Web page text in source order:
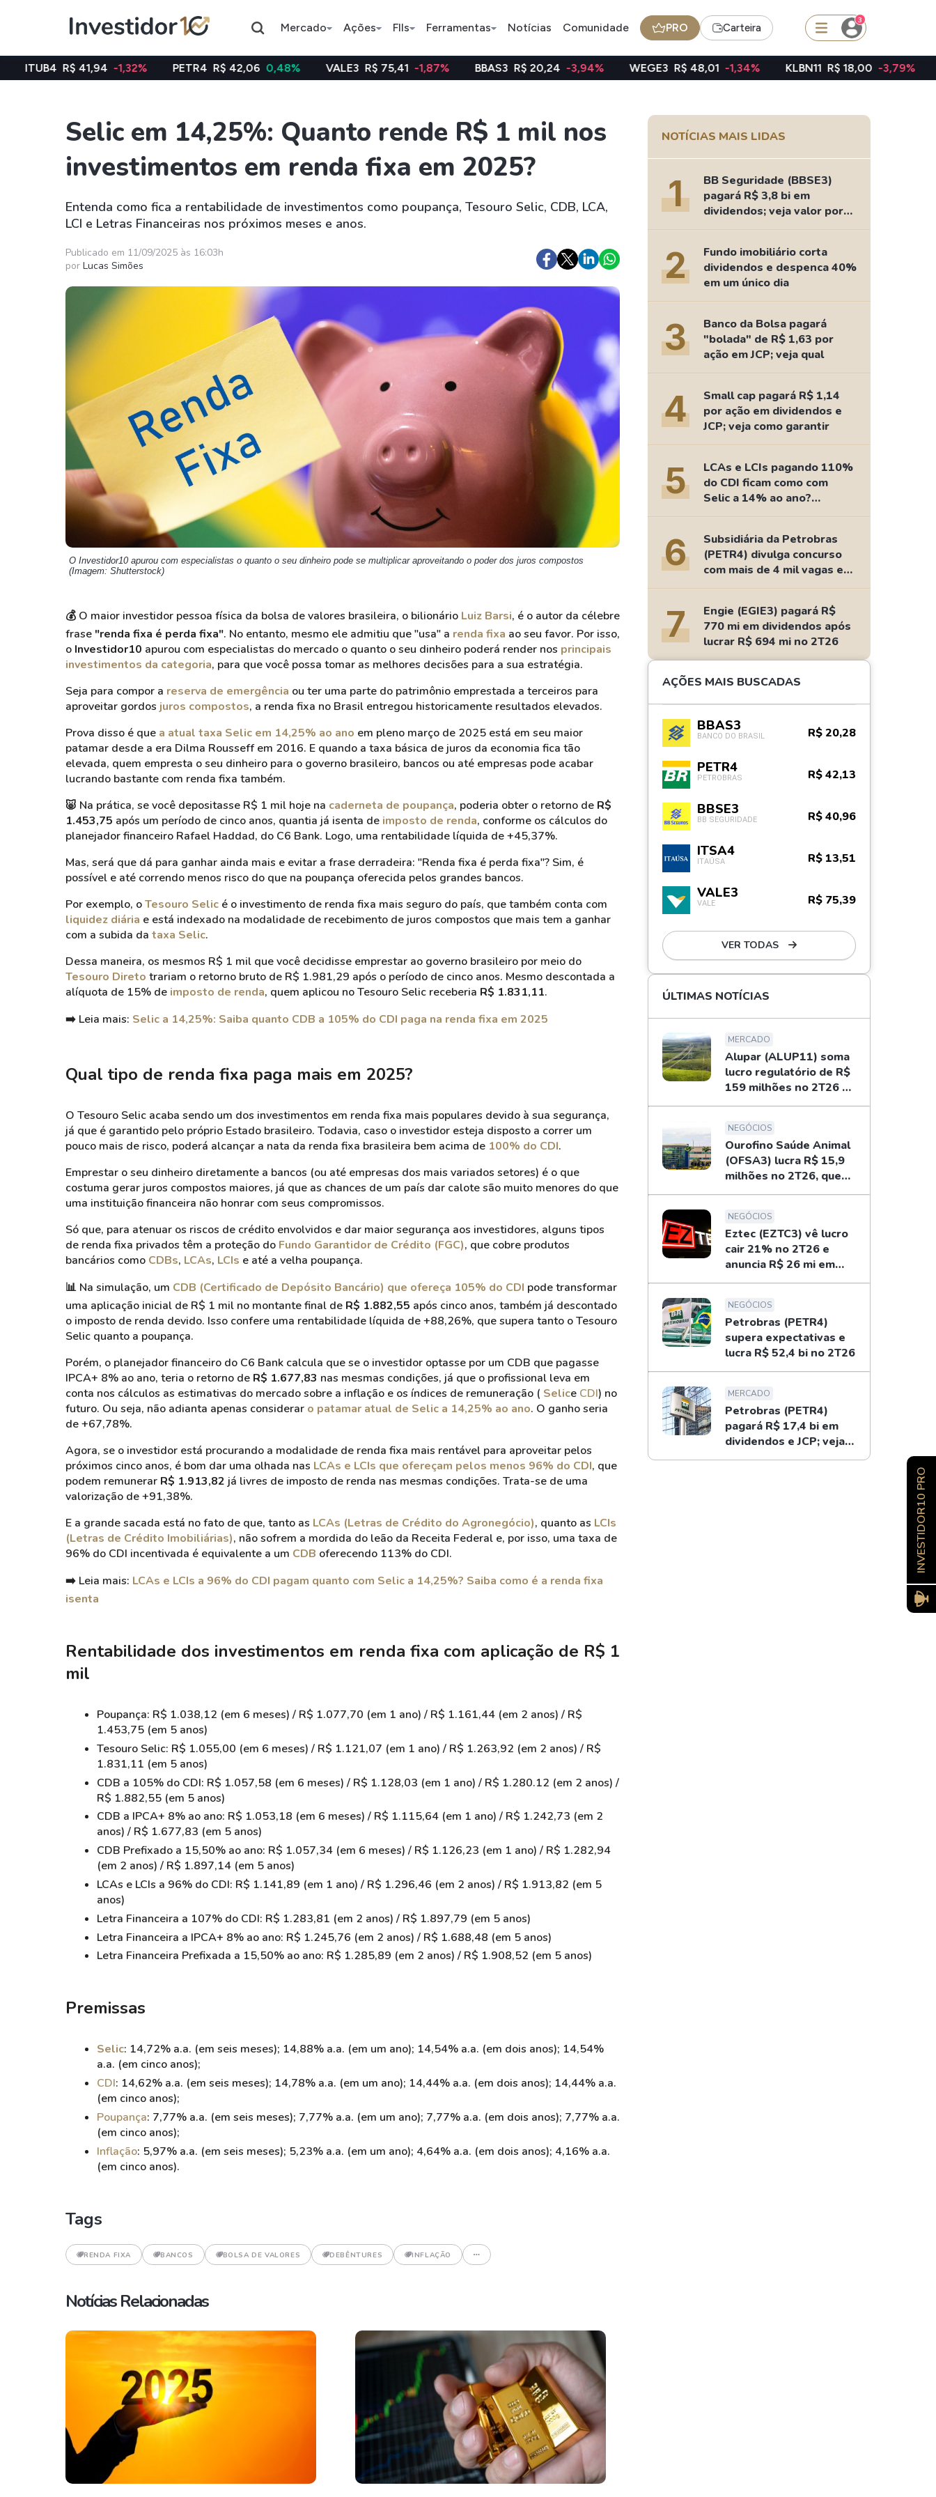
Mercado Ações FIIs Ferramentas Notícias Comunidade PRO Carteira
3
Assuntos do momento
Índice
Ibovespa
Índice
Selic
Índice
Bradesco
Ação
Petrobras TRXF11
Ações
Taesa
Itausa
Ambev
Weg
Klabin
FIIs
XPML11
KNRI11
KNCR11
Ver todos
ETFs
GOLD11
XINA11
Ver todos
Meta
Coca-Cola
Ver todos
Criptomoedas
Bitcoin
Ethereum
Binance Coin - BNB
Solana
Cardano
Ver todos
Ideias
Agenda de Dividendos
Radar do Dividendo Inteligente
As Ações Mais Buscadas
Guia do Iniciante
-1,32% PETR4 R$ 42,06 0,48% VALE3 R$ 75,41 -1,87% BBAS3 R$ 20,24 -3,94% WEGE3 R$ 48,01 -1,34% KLBN11 R$ 18,00 -3,79% TAEE11 R$
Selic em 14,25%: Quanto rende R$ 1 mil nos
investimentos em renda fixa em 2025?
Entenda como fica a rentabilidade de investimentos como poupança, Tesouro Selic, CDB, LCA,
LCI e Letras Financeiras nos próximos meses e anos.
Publicado em 11/09/2025 às 16:03h
por Lucas Simões
O Investidor10 apurou com especialistas o quanto o seu dinheiro pode se multiplicar aproveitando o poder dos juros compostos
(Imagem: Shutterstock)
💰 O maior investidor pessoa física da bolsa de valores brasileira, o bilionário Luiz Barsi, é o autor da célebre
frase "renda fixa é perda fixa". No entanto, mesmo ele admitiu que "usa" a renda fixa ao seu favor. Por isso,
o Investidor10 apurou com especialistas do mercado o quanto o seu dinheiro poderá render nos principais
investimentos da categoria, para que você possa tomar as melhores decisões para a sua estratégia.
Seja para compor a reserva de emergência ou ter uma parte do patrimônio emprestada a terceiros para
aproveitar gordos juros compostos, a renda fixa no Brasil entregou historicamente resultados elevados.
Prova disso é que a atual taxa Selic em 14,25% ao ano em pleno março de 2025 está em seu maior
patamar desde a era Dilma Rousseff em 2016. E quando a taxa básica de juros da economia fica tão
elevada, quem empresta o seu dinheiro para o governo brasileiro, bancos ou até empresas pode acabar
lucrando bastante com renda fixa também.
🐷 Na prática, se você depositasse R$ 1 mil hoje na caderneta de poupança, poderia obter o retorno de R$
1.453,75 após um período de cinco anos, quantia já isenta de imposto de renda, conforme os cálculos do
planejador financeiro Rafael Haddad, do C6 Bank. Logo, uma rentabilidade líquida de +45,37%.
Mas, será que dá para ganhar ainda mais e evitar a frase derradeira: "Renda fixa é perda fixa"? Sim, é
possível e até correndo menos risco do que na poupança oferecida pelos grandes bancos.
Por exemplo, oTesouro Selic é o investimento de renda fixa mais seguro do país, que também conta com
liquidez diária e está indexado na modalidade de recebimento de juros compostos que mais tem a ganhar
com a subida da taxa Selic.
Dessa maneira, os mesmos R$ 1 mil que você decidisse emprestar ao governo brasileiro por meio do
Tesouro Direto trariam o retorno bruto de R$ 1.981,29 após o período de cinco anos. Mesmo descontada a
alíquota de 15% de imposto de renda, quem aplicou no Tesouro Selic receberia R$ 1.831,11.
➡️ Leia mais: Selic a 14,25%: Saiba quanto CDB a 105% do CDI paga na renda fixa em 2025
Qual tipo de renda fixa paga mais em 2025?
O Tesouro Selic acaba sendo um dos investimentos em renda fixa mais populares devido à sua segurança,
já que é garantido pelo próprio Estado brasileiro. Todavia, caso o investidor esteja disposto a correr um
pouco mais de risco, poderá alcançar a nata da renda fixa brasileira bem acima de 100% do CDI.
Emprestar o seu dinheiro diretamente a bancos (ou até empresas dos mais variados setores) é o que
costuma gerar juros compostos maiores, já que as chances de um país dar calote são muito menores do que
uma instituição financeira não honrar com seus compromissos.
Só que, para atenuar os riscos de crédito envolvidos e dar maior segurança aos investidores, alguns tipos
de renda fixa privados têm a proteção do Fundo Garantidor de Crédito (FGC), que cobre produtos
bancários como CDBs, LCAs, LCIs e até a velha poupança.
📊 Na simulação, um CDB (Certificado de Depósito Bancário) que ofereça 105% do CDI pode transformar
uma aplicação inicial de R$ 1 mil no montante final de R$ 1.882,55 após cinco anos, também já descontado
o imposto de renda devido. Isso confere uma rentabilidade líquida de +88,26%, que supera tanto o Tesouro
Selic quanto a poupança.
Porém, o planejador financeiro do C6 Bank calcula que se o investidor optasse por um CDB que pagasse
IPCA+ 8% ao ano, teria o retorno de R$ 1.677,83 nas mesmas condições, já que o profissional leva em
conta nos cálculos as estimativas do mercado sobre a inflação e os índices de remuneração ( Selice CDI) no
futuro. Ou seja, não adianta apenas considerar o patamar atual de Selic a 14,25% ao ano. O ganho seria
de +67,78%.
Agora, se o investidor está procurando a modalidade de renda fixa mais rentável para aproveitar pelos
próximos cinco anos, é bom dar uma olhada nas LCAs e LCIs que ofereçam pelos menos 96% do CDI, que
podem remunerar R$ 1.913,82 já livres de imposto de renda nas mesmas condições. Trata-se de uma
valorização de +91,38%.
E a grande sacada está no fato de que, tanto as LCAs (Letras de Crédito do Agronegócio), quanto as LCIs
(Letras de Crédito Imobiliárias), não sofrem a mordida do leão da Receita Federal e, por isso, uma taxa de
96% do CDI incentivada é equivalente a um CDB oferecendo 113% do CDI.
➡️ Leia mais: LCAs e LCIs a 96% do CDI pagam quanto com Selic a 14,25%? Saiba como é a renda fixa
isenta
Rentabilidade dos investimentos em renda fixa com aplicação de R$ 1
mil
Poupança: R$ 1.038,12 (em 6 meses) / R$ 1.077,70 (em 1 ano) / R$ 1.161,44 (em 2 anos) / R$
1.453,75 (em 5 anos)
Tesouro Selic: R$ 1.055,00 (em 6 meses) / R$ 1.121,07 (em 1 ano) / R$ 1.263,92 (em 2 anos) / R$
1.831,11 (em 5 anos)
CDB a 105% do CDI: R$ 1.057,58 (em 6 meses) / R$ 1.128,03 (em 1 ano) / R$ 1.280.12 (em 2 anos) /
R$ 1.882,55 (em 5 anos)
CDB a IPCA+ 8% ao ano: R$ 1.053,18 (em 6 meses) / R$ 1.115,64 (em 1 ano) / R$ 1.242,73 (em 2
anos) / R$ 1.677,83 (em 5 anos)
CDB Prefixado a 15,50% ao ano: R$ 1.057,34 (em 6 meses) / R$ 1.126,23 (em 1 ano) / R$ 1.282,94
(em 2 anos) / R$ 1.897,14 (em 5 anos)
LCAs e LCIs a 96% do CDI: R$ 1.141,89 (em 1 ano) / R$ 1.296,46 (em 2 anos) / R$ 1.913,82 (em 5
anos)
Letra Financeira a 107% do CDI: R$ 1.283,81 (em 2 anos) / R$ 1.897,79 (em 5 anos)
Letra Financeira a IPCA+ 8% ao ano: R$ 1.245,76 (em 2 anos) / R$ 1.688,48 (em 5 anos)
Letra Financeira Prefixada a 15,50% ao ano: R$ 1.285,89 (em 2 anos) / R$ 1.908,52 (em 5 anos)
Premissas
Selic: 14,72% a.a. (em seis meses); 14,88% a.a. (em um ano); 14,54% a.a. (em dois anos); 14,54%
a.a. (em cinco anos);
CDI: 14,62% a.a. (em seis meses); 14,78% a.a. (em um ano); 14,44% a.a. (em dois anos); 14,44% a.a.
(em cinco anos);
Poupança: 7,77% a.a. (em seis meses); 7,77% a.a. (em um ano); 7,77% a.a. (em dois anos); 7,77% a.a.
(em cinco anos);
Inflação: 5,97% a.a. (em seis meses); 5,23% a.a. (em um ano); 4,64% a.a. (em dois anos); 4,16% a.a.
(em cinco anos).
Tags
RENDA FIXA BANCOS BOLSA DE VALORES DEBÊNTURES INFLAÇÃO
Notícias Relacionadas
NOTÍCIAS MAIS LIDAS
1
BB Seguridade (BBSE3)
pagará R$ 3,8 bi em
dividendos; veja valor por
ação
2
Fundo imobiliário corta
dividendos e despenca 40%
em um único dia
3
Banco da Bolsa pagará
"bolada" de R$ 1,63 por
ação em JCP; veja qual
4
Small cap pagará R$ 1,14
por ação em dividendos e
JCP; veja como garantir
5
LCAs e LCIs pagando 110%
do CDI ficam como com
Selic a 14% ao ano?
Fizemos as contas
6
Subsidiária da Petrobras
(PETR4) divulga concurso
com mais de 4 mil vagas e
salários de até R$ 15 mil
7
Engie (EGIE3) pagará R$
770 mi em dividendos após
lucrar R$ 694 mi no 2T26
AÇÕES MAIS BUSCADAS
BBAS3
BANCO DO BRASIL R$ 20,28
PETR4
PETROBRAS R$ 42,13
BBSE3
BB SEGURIDADE R$ 40,96
ITSA4
ITAÚSA R$ 13,51
VALE3
VALE R$ 75,39
VER TODAS
ÚLTIMAS NOTÍCIAS
MERCADO
Alupar (ALUP11) soma
lucro regulatório de R$
159 milhões no 2T26 e
libera dividendos
NEGÓCIOS
Ourofino Saúde Animal
(OFSA3) lucra R$ 15,9
milhões no 2T26, queda
de 33%
NEGÓCIOS
Eztec (EZTC3) vê lucro
cair 21% no 2T26 e
anuncia R$ 26 mi em
dividendos
NEGÓCIOS
Petrobras (PETR4)
supera expectativas e
lucra R$ 52,4 bi no 2T26
MERCADO
Petrobras (PETR4)
pagará R$ 17,4 bi em
dividendos e JCP; veja
como receber
INVESTIDOR10 PRO